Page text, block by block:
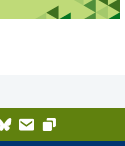
BlueskyE-Mail
Link kopieren